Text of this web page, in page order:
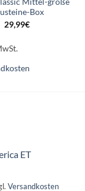
Box
29,99€
ET
Versandkosten